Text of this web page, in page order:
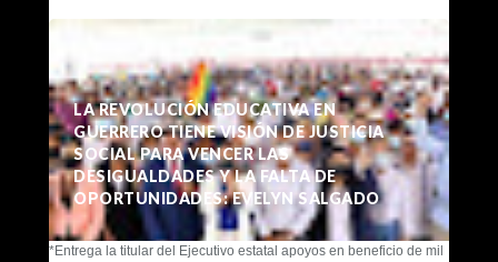
LA REVOLUCIÓN EDUCATIVA EN
GUERRERO TIENE VISIÓN DE JUSTICIA
SOCIAL PARA VENCER LAS
DESIGUALDADES Y LA FALTA DE
OPORTUNIDADES: EVELYN SALGADO
*Entrega la titular del Ejecutivo estatal apoyos en beneficio de mil